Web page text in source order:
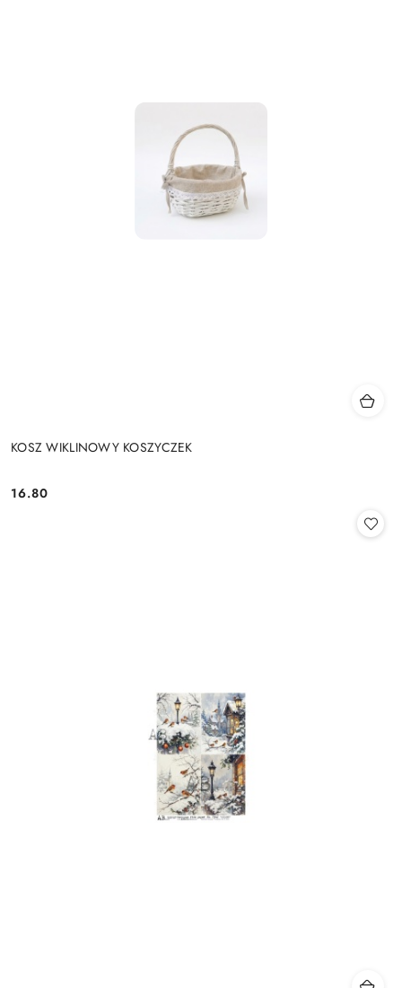
KOSZ WIKLINOWY KOSZYCZEK
Cena:
16.80